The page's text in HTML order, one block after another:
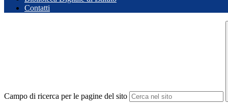
Contatti
Campo di ricerca per le pagine del sito